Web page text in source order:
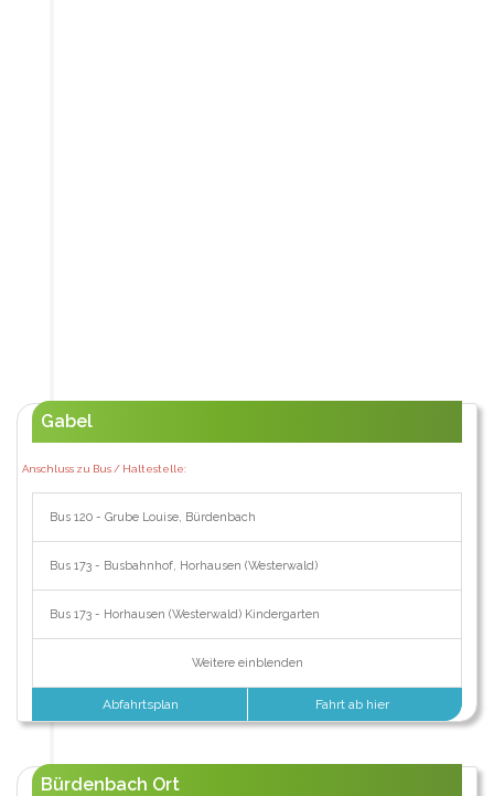
Gabel
Anschluss zu Bus / Haltestelle:
Bus 120 - Grube Louise, Bürdenbach
Bus 173 - Busbahnhof, Horhausen (Westerwald)
Bus 173 - Horhausen (Westerwald) Kindergarten
Weitere einblenden
Abfahrtsplan Fahrt ab hier
Bürdenbach Ort